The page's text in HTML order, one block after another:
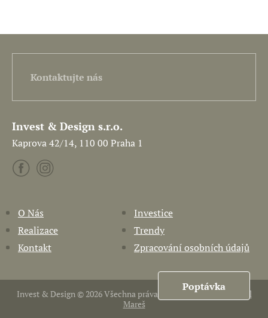
Kontaktujte nás
Invest & Design s.r.o.
Kaprova 42/14, 110 00 Praha 1
O Nás
Investice
Realizace
Trendy
Kontakt
Zpracování osobních údajů
Invest & Design © 2026 Všechna práva vyhrazena. Vytvořil
Pavel
Mareš
Poptávka